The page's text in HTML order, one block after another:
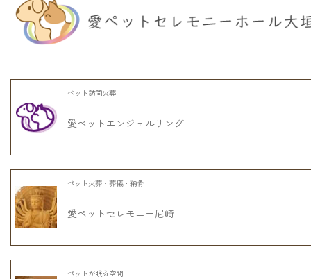
ペット訪問火葬
愛ペットエンジェルリング
ペット火葬・葬儀・納骨
愛ペットセレモニー尼崎
ペットが眠る空間